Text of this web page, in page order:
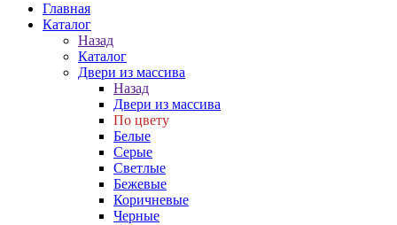
Главная
Каталог
Назад
Каталог
Двери из массива
Назад
Двери из массива
По цвету
Белые
Серые
Светлые
Бежевые
Коричневые
Черные